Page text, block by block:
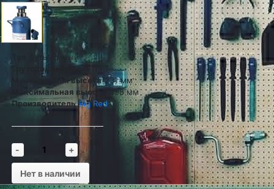
бутылочный
Грузоподъёмность
Минимальная высота 231 мм
Максимальная высота
498 мм
Производитель Big Red
- +
Нет в наличии